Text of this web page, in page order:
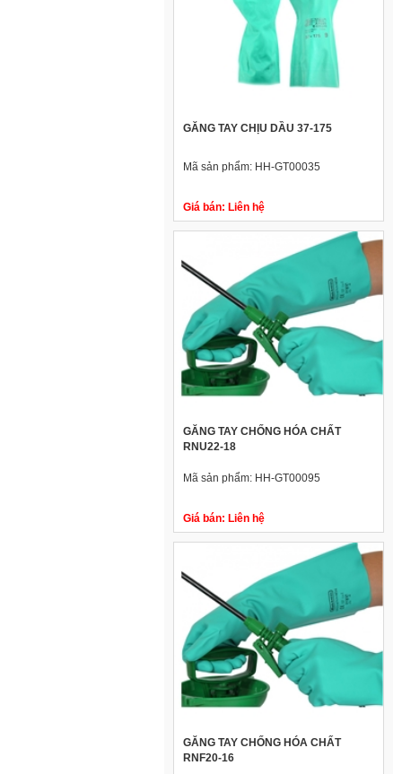
GĂNG TAY CHỊU DẦU 37-175
Mã sản phẩm: HH-GT00035
Giá bán: Liên hệ
GĂNG TAY CHỐNG HÓA CHẤT
RNU22-18
Mã sản phẩm: HH-GT00095
Giá bán: Liên hệ
GĂNG TAY CHỐNG HÓA CHẤT
RNF20-16